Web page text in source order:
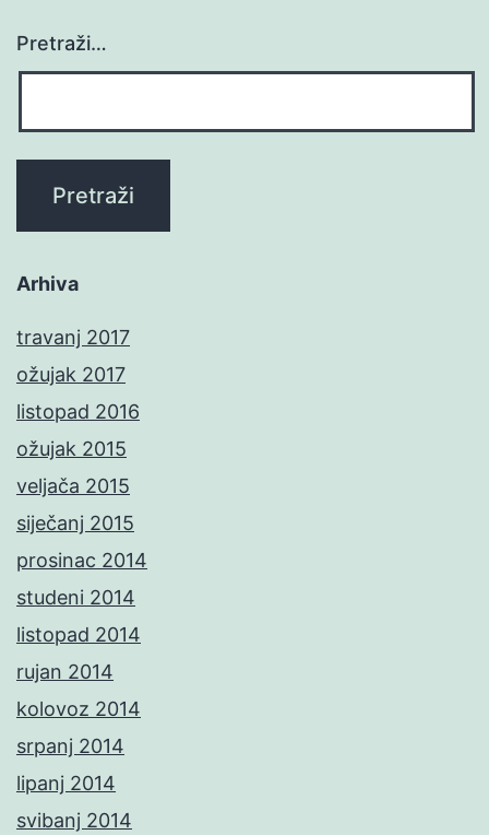
Pretraži…
Arhiva
travanj 2017
ožujak 2017
listopad 2016
ožujak 2015
veljača 2015
siječanj 2015
prosinac 2014
studeni 2014
listopad 2014
rujan 2014
kolovoz 2014
srpanj 2014
lipanj 2014
svibanj 2014